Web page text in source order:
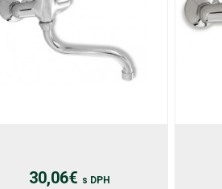
30,06€ s DPH